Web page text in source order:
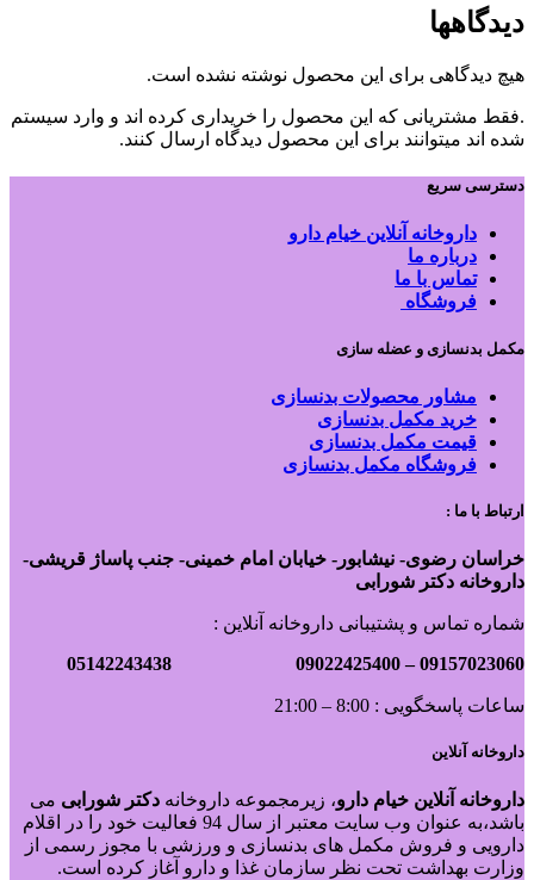
دیدگاهها
هیچ دیدگاهی برای این محصول نوشته نشده است.
.فقط مشتریانی که این محصول را خریداری کرده اند و وارد سیستم
شده اند میتوانند برای این محصول دیدگاه ارسال کنند.
دسترسی سریع
داروخانه آنلاین خیام دارو
درباره ما
تماس با ما
فروشگاه
مکمل بدنسازی و عضله سازی
مشاور محصولات بدنسازی
خرید مکمل بدنسازی
قیمت مکمل بدنسازی
فروشگاه مکمل بدنسازی
ارتباط با ما :
خراسان رضوی- نیشابور- خیابان امام خمینی- جنب پاساژ قریشی-
داروخانه دکتر شورابی
شماره تماس و پشتیبانی داروخانه آنلاین :
09157023060 –
09022425400 05142243438
ساعات پاسخگویی : 8:00 – 21:00
داروخانه آنلاین
داروخانه آنلاین خیام دارو، زیرمجموعه داروخانه دکتر شورابی می
باشد،به عنوان وب سایت معتبر از سال 94 فعالیت خود را در اقلام
دارویی و فروش مکمل های بدنسازی و ورزشی با مجوز رسمی از
وزارت بهداشت تحت نظر سازمان غذا و دارو آغاز کرده است.